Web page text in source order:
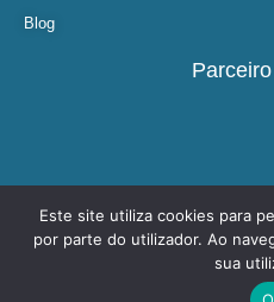
Blog
©copyright
by
Este site utiliza cookies para
por parte do utilizador. Ao
sua